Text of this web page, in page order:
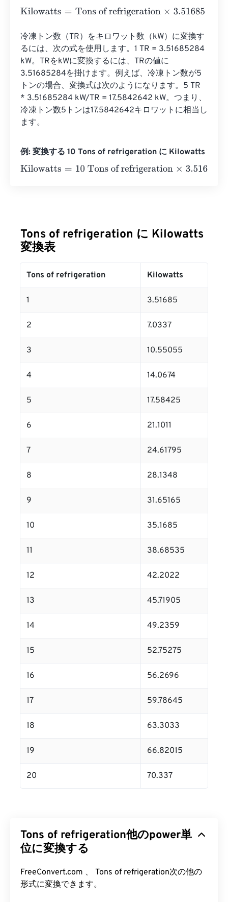
Kilowatts=Tons of refrigeration×3.51685
冷凍トン数（TR）をキロワット数（kW）に変換す
るには、次の式を使用します。1 TR = 3.51685284
kW。TRをkWに変換するには、TRの値に
3.51685284を掛けます。例えば、冷凍トン数が5
トンの場合、変換式は次のようになります。5 TR
* 3.51685284 kW/TR = 17.5842642 kW。つまり、
冷凍トン数5トンは17.5842642キロワットに相当し
ます。
例: 変換する 10 Tons of refrigeration に Kilowatts
Kilowatts=10 Tons of refrigeration×3.51685= 35.1685
Tons of refrigeration に Kilowatts
変換表
Tons of refrigeration Kilowatts
1 3.51685
2 7.0337
3 10.55055
4 14.0674
5 17.58425
6 21.1011
7 24.61795
8 28.1348
9 31.65165
10 35.1685
11 38.68535
12 42.2022
13 45.71905
14 49.2359
15 52.75275
16 56.2696
17 59.78645
18 63.3033
19 66.82015
20 70.337
Tons of refrigeration他のpower単
位に変換する
FreeConvert.com 、 Tons of refrigeration次の他の
形式に変換できます。